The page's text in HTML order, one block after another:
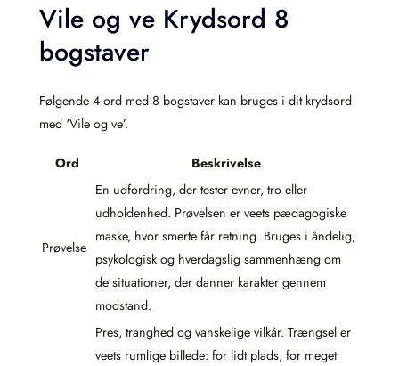
Vile og ve Krydsord 8
bogstaver
Følgende 4 ord med 8 bogstaver kan bruges i dit krydsord
med ‘Vile og ve’.
Ord Beskrivelse
Prøvelse
En udfordring, der tester evner, tro eller
udholdenhed. Prøvelsen er veets pædagogiske
maske, hvor smerte får retning. Bruges i åndelig,
psykologisk og hverdagslig sammenhæng om
de situationer, der danner karakter gennem
modstand.
Pres, tranghed og vanskelige vilkår. Trængsel er
veets rumlige billede: for lidt plads, for meget